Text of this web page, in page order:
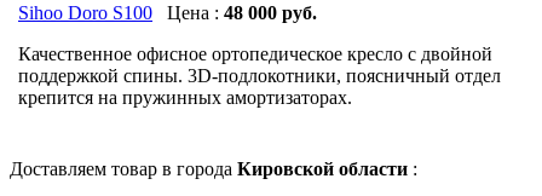
Sihoo Doro S100 Цена : 48 000 руб.
Качественное офисное ортопедическое кресло с двойной
поддержкой спины. 3D-подлокотники, поясничный отдел
крепится на пружинных амортизаторах.
Доставляем товар в города Кировской области :